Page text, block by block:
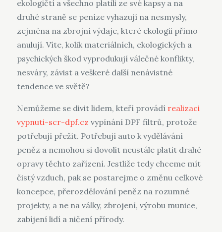
ekologičtí a všechno platili ze své kapsy a na
druhé straně se peníze vyhazují na nesmysly,
zejména na zbrojní výdaje, které ekologii přímo
anulují. Víte, kolik materiálních, ekologických a
psychických škod vyprodukují válečné konflikty,
nesváry, závist a veškeré další nenávistné
tendence ve světě?
Nemůžeme se divit lidem, kteří provádí realizaci
vypnuti-scr-dpf.cz vypínání DPF filtrů, protože
potřebují přežít. Potřebují auto k vydělávání
peněz a nemohou si dovolit neustále platit drahé
opravy těchto zařízení. Jestliže tedy chceme mít
čistý vzduch, pak se postarejme o změnu celkové
koncepce, přerozdělování peněz na rozumné
projekty, a ne na války, zbrojení, výrobu munice,
zabíjení lidí a ničení přírody.